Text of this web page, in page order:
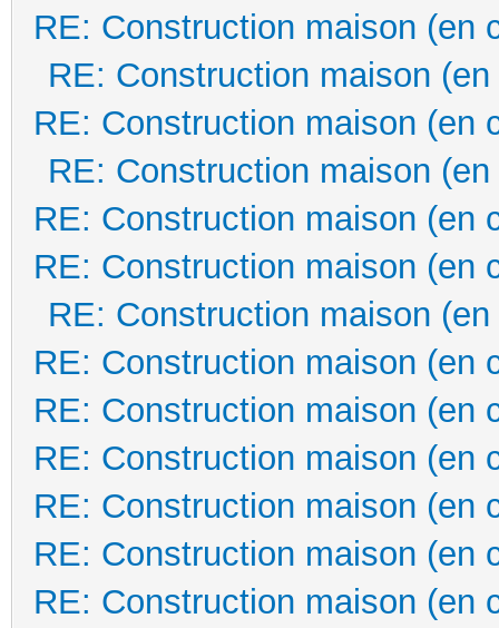
RE: Construction maison (en
RE: Construction maison
RE: Construction maison (en
RE: Construction maison
RE: Construction maison (en
RE: Construction maison (en
RE: Construction maison
RE: Construction maison (en
RE: Construction maison (en
RE: Construction maison (en
RE: Construction maison (en
RE: Construction maison (en
RE: Construction maison (en